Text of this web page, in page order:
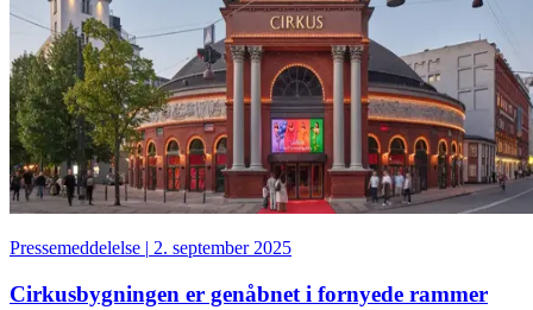
Pressemeddelelse | 2. september 2025
Cirkusbygningen er genåbnet i fornyede rammer